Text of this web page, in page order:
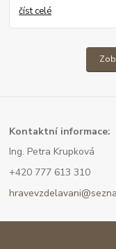
číst celé
Kontaktní informace:
Ing. Petra Krupková
+420 777 613 310